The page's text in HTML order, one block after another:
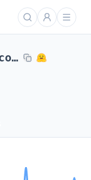
3b_iter1_rlcf_scores_5